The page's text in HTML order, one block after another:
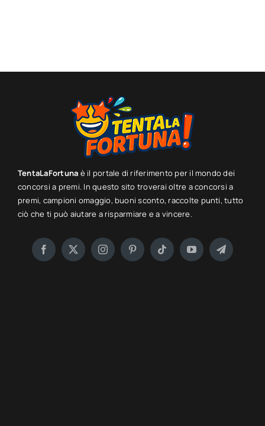
TentaLaFortuna è il portale di riferimento per il mondo dei
concorsi a premi. In questo sito troverai oltre a concorsi a
premi, campioni omaggio, buoni sconto, raccolte punti, tutto
ciò che ti può aiutare a risparmiare e a vincere.